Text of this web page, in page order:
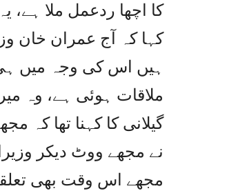
کا اچھا ردعمل ملا
کہا کہ آج عمران خان
ہیں اس کی وجہ میں ہی
ملاقات ہوئی ہے، وہ
گیلانی کا کہنا تھا کہ
نے مجھے ووٹ دیکر
مجھے اس وقت بھی